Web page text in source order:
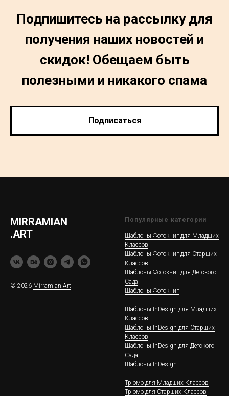
Подпишитесь на рассылку для
получения наших новостей и
скидок! Обещаем быть
полезными и никакого спама
Подписаться
MIRRAMIAN
.ART
© 2026 Mirramian.Art
Популярные категории
Шаблоны Фотокниг для Младших
Классов
Шаблоны Фотокниг для Старших
Классов
Шаблоны Фотокниг для Детского
Сада
Шаблоны Фотокниг
Шаблоны InDesign для Младших
Классов
Шаблоны InDesign для Старших
Классов
Шаблоны InDesign для Детского
Сада
Шаблоны InDesign
Трюмо для Младших Классов
Трюмо для Старших Классов